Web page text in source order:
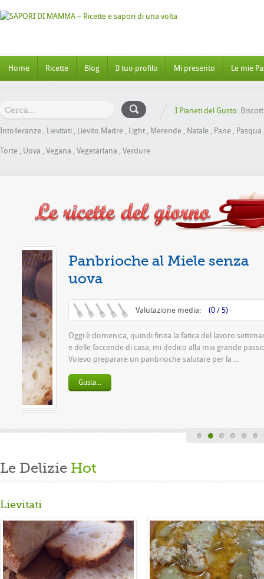
Home Ricette Blog Il tuo profilo Mi presento Le mie
I Pianeti del Gusto:
Intolleranze , Lievitati , Lievito Madre , Light , Merende , Natale , Pane , Pasqua
Torte , Uova , Vegana , Vegetariana , Verdure
Le Delizie Hot
Lievitati